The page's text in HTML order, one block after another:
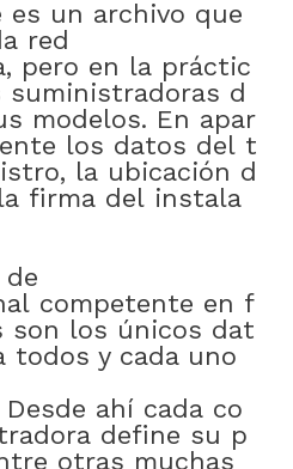
es un archivo que
red
, pero en la práctic
suministradoras d
modelos. En apar
los datos del t
, la ubicación d
la firma del instala
de
competente en f
son los únicos dat
todos y cada uno
Desde ahí cada co
define su p
otras muchas